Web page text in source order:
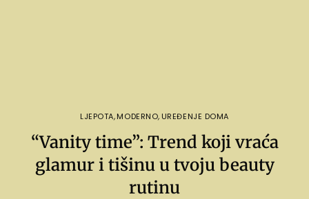
LJEPOTA,MODERNO, UREĐENJE DOMA
“Vanity time”: Trend koji vraća
glamur i tišinu u tvoju beauty
rutinu